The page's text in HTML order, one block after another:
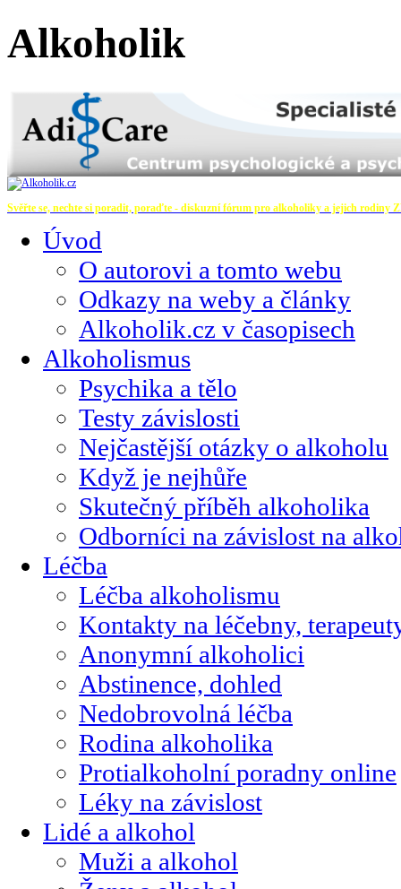
Alkoholik
Svěřte se, nechte si poradit, poraďte - diskuzní fórum pro alkoholiky a jejich rodiny
Úvod
O autorovi a tomto webu
Odkazy na weby a články
Alkoholik.cz v časopisech
Alkoholismus
Psychika a tělo
Testy závislosti
Nejčastější otázky o alkoholu
Když je nejhůře
Skutečný příběh alkoholika
Odborníci na závislost na
Léčba
Léčba alkoholismu
Kontakty na léčebny,
Anonymní alkoholici
Abstinence, dohled
Nedobrovolná léčba
Rodina alkoholika
Protialkoholní poradny online
Léky na závislost
Lidé a alkohol
Muži a alkohol